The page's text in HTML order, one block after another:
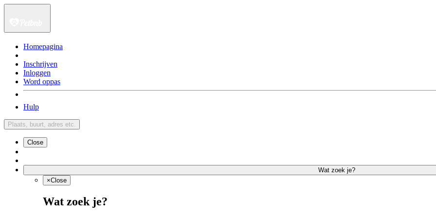
Homepagina
Inschrijven
Inloggen
Word oppas
Hulp
Plaats, buurt, adres etc.
Close
Wat zoek je?
×Close
Wat zoek je?